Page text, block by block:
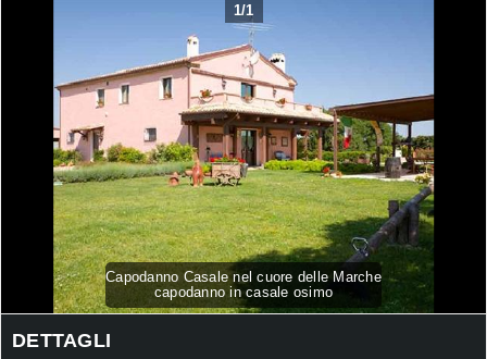
1/1
Capodanno Casale nel cuore delle Marche
capodanno in casale osimo
DETTAGLI